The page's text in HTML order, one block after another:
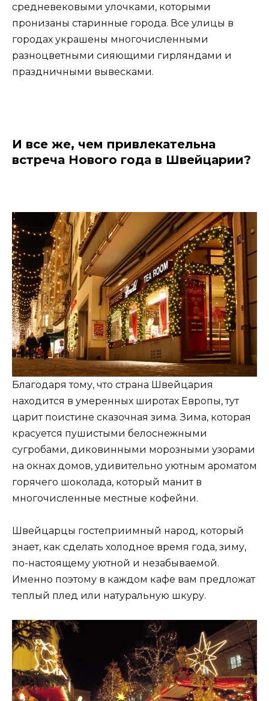
средневековыми улочками, которыми
пронизаны старинные города. Все улицы в
городах украшены многочисленными
разноцветными сияющими гирляндами и
праздничными вывесками.
И все же, чем привлекательна
встреча Нового года в Швейцарии?
Благодаря тому, что страна Швейцария
находится в умеренных широтах Европы, тут
царит поистине сказочная зима. Зима, которая
красуется пушистыми белоснежными
сугробами, диковинными морозными узорами
на окнах домов, удивительно уютным ароматом
горячего шоколада, который манит в
многочисленные местные кофейни.
Швейцарцы гостеприимный народ, который
знает, как сделать холодное время года, зиму,
по-настоящему уютной и незабываемой.
Именно поэтому в каждом кафе вам предложат
теплый плед или натуральную шкуру.